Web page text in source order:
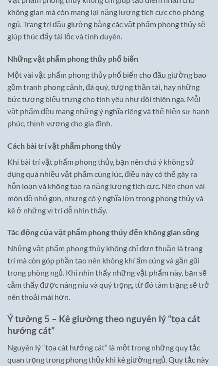
không gian mà còn mang lại năng lượng tích cực cho phòng
ngủ. Trang trí đầu giường bằng các vật phẩm phong thủy sẽ
giúp thúc đẩy tài lộc và tình duyên.
Những vật phẩm phong thủy phổ biến
Một vài vật phẩm phong thủy phổ biến cho đầu giường bao
gồm tranh phong cảnh, đá quý, tượng thần tài, hay những
bức tượng biểu trưng cho tình yêu như đôi thiên nga. Mỗi
vật phẩm đều mang những ý nghĩa riêng và thể hiện sự hạnh
phúc, thịnh vượng cho gia đình.
Cách bài trí vật phẩm phong thủy
Khi bài trí vật phẩm phong thủy, bạn nên chú ý không sử
dụng quá nhiều vật phẩm cùng lúc, điều này có thể gây ra
hỗn loạn và không tạo ra năng lượng tích cực. Nên chọn vài
món đồ nhỏ gọn, nhưng có ý nghĩa lớn trong phong thủy và
kê ở những vị trí dễ nhìn thấy.
Tác động của vật phẩm phong thủy đến không gian sống
Những vật phẩm phong thủy không chỉ đơn thuần là trang
trí mà còn góp phần tạo nên không khí ấm cúng và gần gũi
trong phòng ngủ. Khi nhìn thấy những vật phẩm này, bạn sẽ
cảm thấy được nâng niu và quý trọng, từ đó tâm trạng sẽ trở
nên thoải mái hơn.
Ý tưởng 5 – Kê giường theo nguyên lý “tọa cát
hướng cát”
Nguyên lý “tọa cát hướng cát” là một trong những quy tắc
quan trọng trong phong thủy khi kê giường ngủ. Quy tắc này